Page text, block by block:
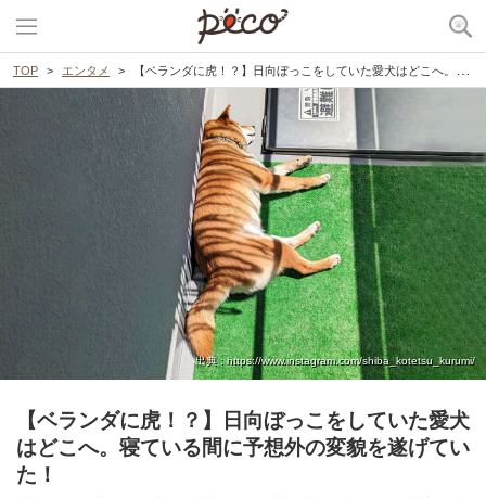
TOP エンタメ 【ベランダに虎！？】日向ぼっこをしていた愛犬はどこへ。寝ている間に予想外の変貌を遂げていた！
出典 : https://www.instagram.com/shiba_kotetsu_kurumi/
【ベランダに虎！？】日向ぼっこをしていた愛犬
はどこへ。寝ている間に予想外の変貌を遂げてい
た！